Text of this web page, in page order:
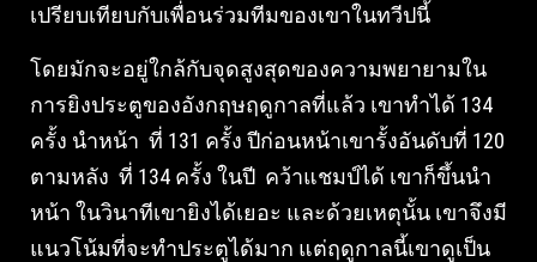
เปรียบเทียบกับเพื่อนร่วมทีมของเขาในทวีปนี้
โดยมักจะอยู่ใกล้กับจุดสูงสุดของความพยายามใน
การยิงประตูของอังกฤษฤดูกาลที่แล้ว เขาทำได้ 134
ครั้ง นำหน้า ที่ 131 ครั้ง ปีก่อนหน้าเขารั้งอันดับที่ 120
ตามหลัง ที่ 134 ครั้ง ในปี คว้าแชมป์ได้ เขาก็ขึ้นนำ
หน้า ในวินาทีเขายิงได้เยอะ และด้วยเหตุนั้น เขาจึงมี
แนวโน้มที่จะทำประตูได้มาก แต่ฤดูกาลนี้เขาดูเป็น